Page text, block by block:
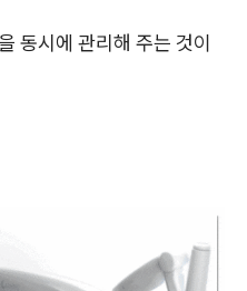
동시에 관리해 주는 것이